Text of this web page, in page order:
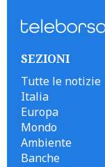
SEZIONI
Tutte le notizie
Italia
Europa
Mondo
Ambiente
Banche